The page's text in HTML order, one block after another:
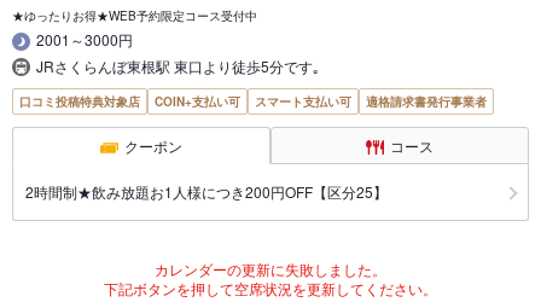
★ゆったりお得★WEB予約限定コース受付中
2001～3000円
JRさくらんぼ東根駅 東口より徒歩5分です｡
口コミ投稿特典対象店 COIN+支払い可 スマート支払い可 適格請求書発行事業者
クーポン コース
2時間制★飲み放題お1人様につき200円OFF【区分25】
カレンダーの更新に失敗しました。
下記ボタンを押して空席状況を更新してください。